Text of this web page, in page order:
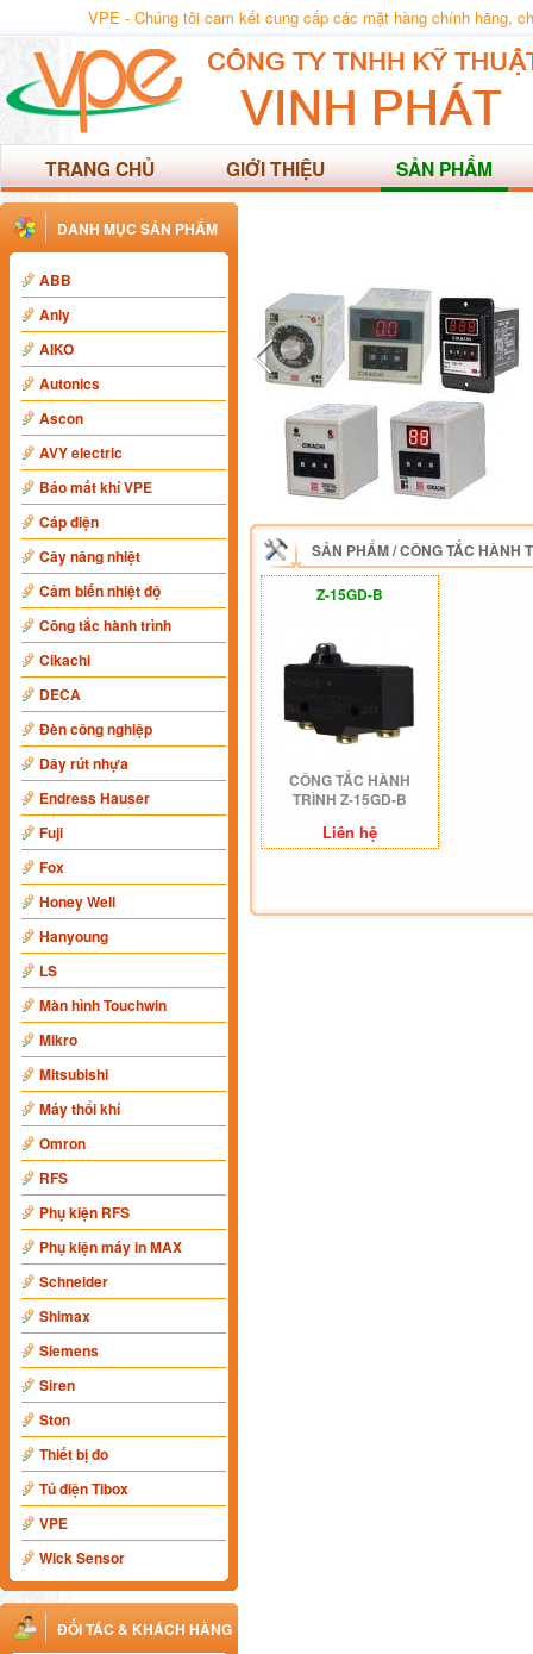
VPE - Chúng tôi cam kết cung cấp các mặt hàng chính hãng,
TRANG CHỦ GIỚI THIỆU SẢN PHẨM
DANH MỤC SẢN PHẨM
ABB
Anly
AIKO
Autonics
Ascon
AVY electric
Báo mất khí VPE
Cáp điện
Cây nâng nhiệt
Cảm biến nhiệt độ
Công tắc hành trình
Cikachi
DECA
Đèn công nghiệp
Dây rút nhựa
Endress Hauser
Fuji
Fox
Honey Well
Hanyoung
LS
Màn hình Touchwin
Mikro
Mitsubishi
Máy thổi khí
Omron
RFS
Phụ kiện RFS
Phụ kiện máy in MAX
Schneider
Shimax
Siemens
Siren
Ston
Thiết bị đo
Tủ điện Tibox
VPE
Wick Sensor
ĐỐI TÁC & KHÁCH HÀNG
SẢN PHẨM/CÔNG TẮC HÀNH
Z-15GD-B
CÔNG TẮC HÀNH
TRÌNH Z-15GD-B
Liên hệ